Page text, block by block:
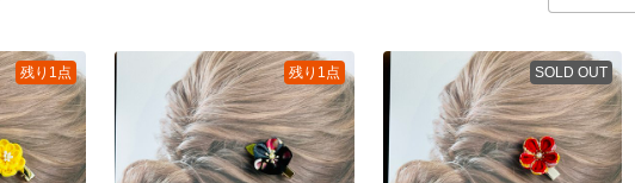
残り1点 残り1点 SOLD OUT